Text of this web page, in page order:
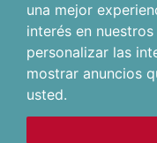
una mejor
interés en
personalizar las
mostrar anuncios
usted.